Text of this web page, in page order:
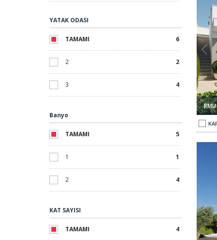
YATAK ODASI
TAMAMI 6
2 2
3 4
Banyo
TAMAMI 5
1 1
2 4
KAT SAYISI
TAMAMI 4
Hacienda Del Álamo'da 3 Yatak Odalı Şık Evler 2